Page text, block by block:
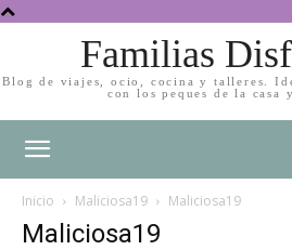
Familias
Blog de viajes, ocio, cocina y talleres.
con los peques de la casa
Inicio Maliciosa19 Maliciosa19
Maliciosa19